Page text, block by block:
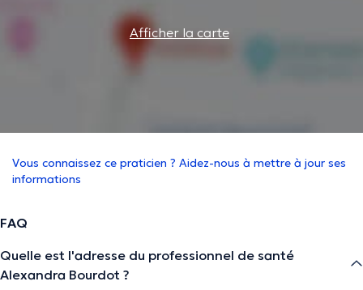
Afficher la carte
Vous connaissez ce praticien ? Aidez-nous à mettre à jour ses
informations
FAQ
Quelle est l'adresse du professionnel de santé
Alexandra Bourdot ?